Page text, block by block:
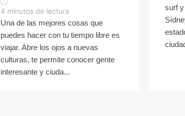
4 minutos de lectura
Una de las mejores cosas que
puedes hacer con tu tiempo libre es
viajar. Abre los ojos a nuevas
culturas, te permite conocer gente
interesante y ciuda...
surf